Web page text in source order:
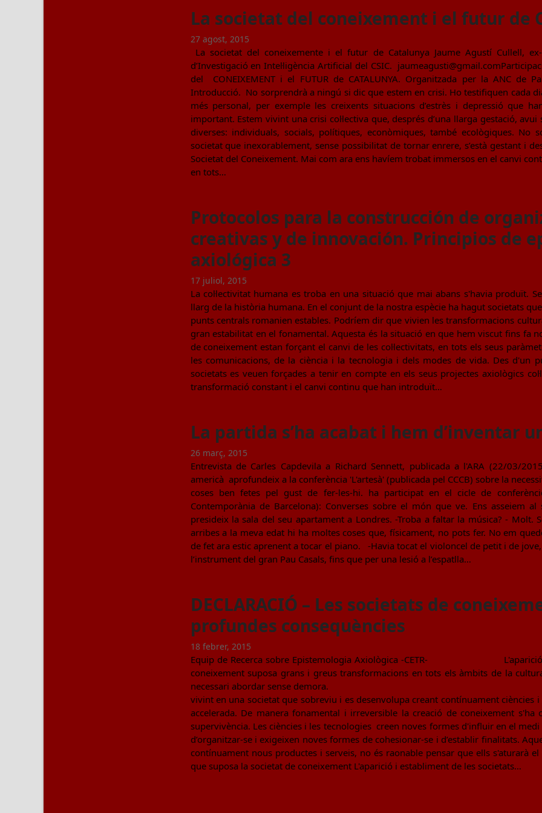
La societat del coneixement i el futur de
27 agost, 2015
La societat del coneixemente i el futur de Catalunya Jaume Agustí Cullell,
d’Investigació en Intel·ligència Artificial del CSIC.
del CONEIXEMENT i el FUTUR de CATALUNYA. Organitzada per la ANC de
Introducció. No sorprendrà a ningú si dic que estem en crisi. Ho testifiquen cada
més personal, per exemple les creixents situacions d’estrès i depressió que
important. Estem vivint una crisi col·lectiva que, després d’una llarga gestació,
diverses: individuals, socials, polítiques, econòmiques, també ecològiques. No
societat que inexorablement, sense possibilitat de tornar enrere, s’està gestant i
Societat del Coneixement. Mai com ara ens havíem trobat immersos en el canvi
en tots…
Protocolos para la construcción de
creativas y de innovación. Principios de
axiológica 3
17 juliol, 2015
La col·lectivitat humana es troba en una situació que mai abans s'havia produït.
llarg de la història humana. En el conjunt de la nostra espècie ha hagut societats
punts centrals romanien estables. Podríem dir que vivien les transformacions
gran estabilitat en el fonamental. Aquesta és la situació en que hem viscut fins fa
de coneixement estan forçant el canvi de les col·lectivitats, en tots els seus
les comunicacions, de la ciència i la tecnologia i dels modes de vida. Des d'un
societats es veuen forçades a tenir en compte en els seus projectes axiològics
transformació constant i el canvi continu que han introduït…
La partida s’ha acabat i hem d’inventar
26 març, 2015
Entrevista de Carles Capdevila a Richard Sennett, publicada a l'ARA (22/03/
americà aprofundeix a la conferència 'L'artesà' (publicada pel CCCB) sobre la
coses ben fetes pel gust de fer-les-hi. ha participat en el cicle de
Contemporània de Barcelona): Converses sobre el món que ve. Ens asseiem
presideix la sala del seu apartament a Londres. -Troba a faltar la música? - Molt.
arribes a la meva edat hi ha moltes coses que, físicament, no pots fer. No em
de fet ara estic aprenent a tocar el piano. -Havia tocat el violoncel de petit i de
l’instrument del gran Pau Casals, fins que per una lesió a l’espatlla…
DECLARACIÓ – Les societats de
profundes consequències
18 febrer, 2015
Equip de Recerca sobre Epistemologia Axiològica -CETR- L'aparició i
coneixement suposa grans i greus transformacions en tots els àmbits de la
necessari abordar sense
vivint en una societat que sobreviu i es desenvolupa creant contínuament ciències
accelerada. De manera fonamental i irreversible la creació de coneixement
supervivència. Les ciències i les tecnologies creen noves formes d'influir en el
d’organitzar-se i exigeixen noves formes de cohesionar-se i d’establir finalitats.
contínuament nous productes i serveis, no és raonable pensar que ells s'aturarà
que suposa la societat de coneixement L'aparició i establiment de les societats…